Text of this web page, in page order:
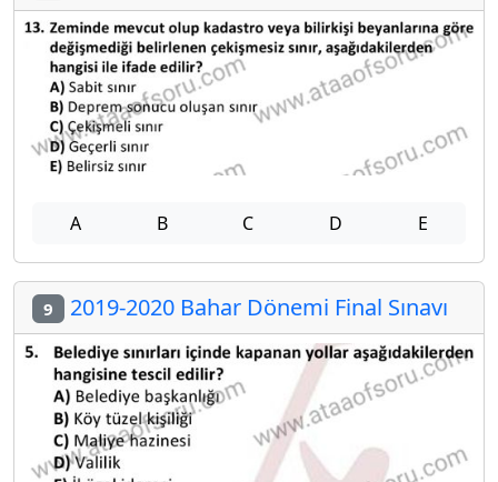
A B C D E
9 2019-2020 Bahar Dönemi Final Sınavı